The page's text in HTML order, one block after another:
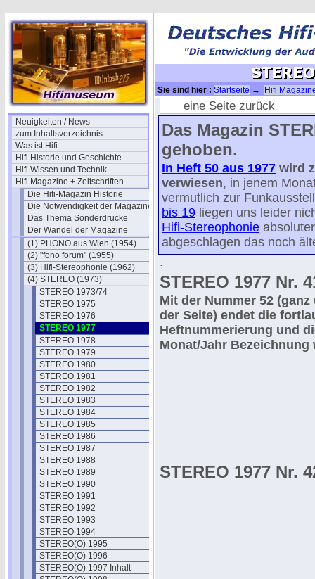
Neuigkeiten / News
zum Inhaltsverzeichnis
Was ist Hifi
Hifi Historie und Geschichte
Hifi Wissen und Technik
Hifi Magazine + Zeitschriften
Die Hifi-Magazin Historie
Die Notwendigkeit der Magazine
Das Thema Sonderdrucke
Der Wandel der Magazine
(1) PHONO aus Wien (1954)
(2) "fono forum" (1955)
(3) Hifi-Stereophonie (1962)
(4) STEREO (1973)
STEREO 1973/74
STEREO 1975
STEREO 1976
STEREO 1977
STEREO 1978
STEREO 1979
STEREO 1980
STEREO 1981
STEREO 1982
STEREO 1983
STEREO 1984
STEREO 1985
STEREO 1986
STEREO 1987
STEREO 1988
STEREO 1989
STEREO 1990
STEREO 1991
STEREO 1992
STEREO 1993
STEREO 1994
STEREO(O) 1995
STEREO(O) 1996
STEREO(O) 1997 Inhalt
Sie sind hier : Startseite → Hifi
eine Seite zurück
Das Magazin
gehoben.
In Heft 50 aus 1977 wird
verwiesen, in jenem
vermutlich zur
bis 19 liegen uns leider
Hifi-Stereophonie
abgeschlagen das noch
.
STEREO 1977 Nr.
Mit der Nummer 52
der Seite) endet die
Heftnummerierung und
Monat/Jahr
STEREO 1977 Nr.